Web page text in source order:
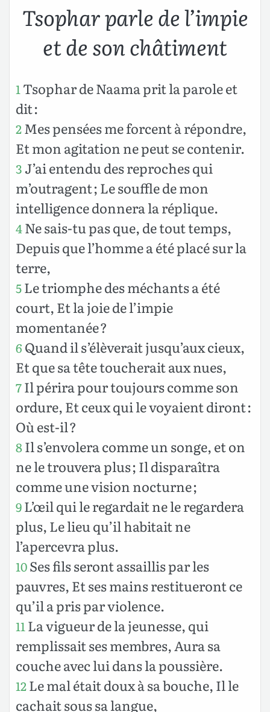
Tsophar parle de l’impie
et de son châtiment
1 Tsophar de Naama prit la parole et
dit :
2Mes pensées me forcent à répondre,
Et mon agitation ne peut se contenir.
3 J’ai entendu des reproches qui
m’outragent ; Le souffle de mon
intelligence donnera la réplique.
4Ne sais-tu pas que, de tout temps,
Depuis que l’homme a été placé sur la
terre,
5Le triomphe des méchants a été
court, Et la joie de l’impie
momentanée ?
6 Quand il s’élèverait jusqu’aux cieux,
Et que sa tête toucherait aux nues,
7Il périra pour toujours comme son
ordure, Et ceux qui le voyaient diront :
Où est-il ?
8Il s’envolera comme un songe, et on
ne le trouvera plus ; Il disparaîtra
comme une vision nocturne ;
9L’œil qui le regardait ne le regardera
plus, Le lieu qu’il habitait ne
l’apercevra plus.
10Ses fils seront assaillis par les
pauvres, Et ses mains restitueront ce
qu’il a pris par violence.
11 La vigueur de la jeunesse, qui
remplissait ses membres, Aura sa
couche avec lui dans la poussière.
12Le mal était doux à sa bouche, Il le
cachait sous sa langue,